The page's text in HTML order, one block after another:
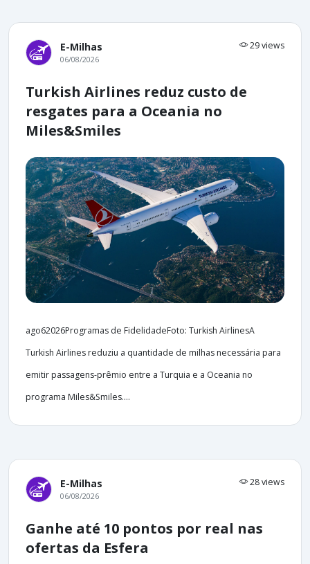
E-Milhas 29 views
06/08/2026
Turkish Airlines reduz custo de
resgates para a Oceania no
Miles&Smiles
ago62026Programas de FidelidadeFoto: Turkish AirlinesA
Turkish Airlines reduziu a quantidade de milhas necessária para
emitir passagens-prêmio entre a Turquia e a Oceania no
programa Miles&Smiles....
E-Milhas 28 views
06/08/2026
Ganhe até 10 pontos por real nas
ofertas da Esfera